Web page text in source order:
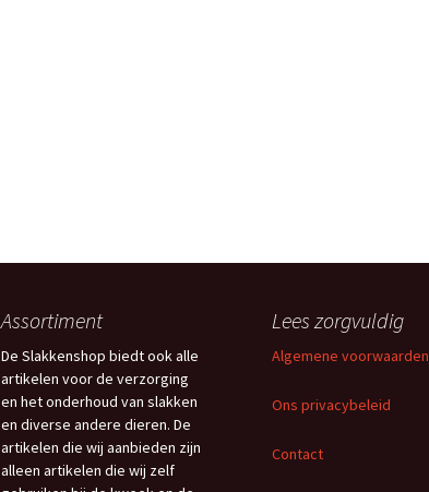
Assortiment
De Slakkenshop biedt ook alle
artikelen voor de verzorging
en het onderhoud van slakken
en diverse andere dieren. De
artikelen die wij aanbieden zijn
alleen artikelen die wij zelf
Lees zorgvuldig
Algemene voorwaarden
Ons privacybeleid
Contact